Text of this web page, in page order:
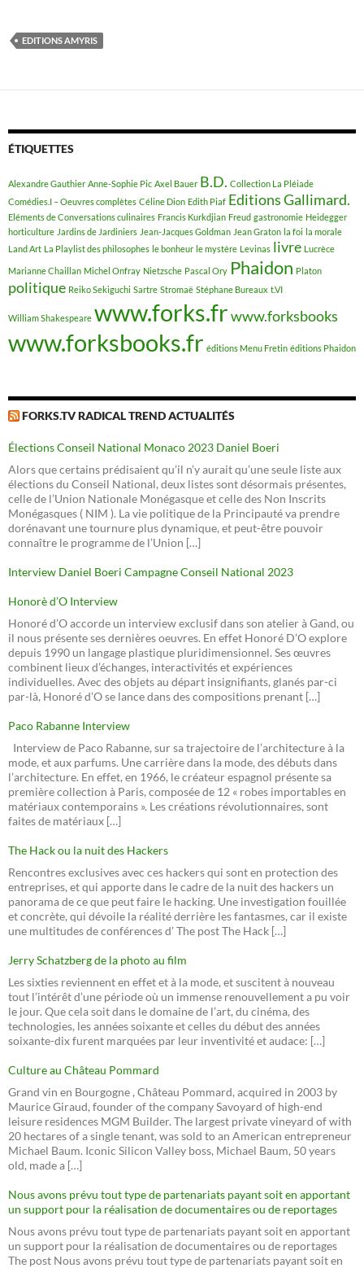
EDITIONS AMYRIS
ÉTIQUETTES
Alexandre Gauthier Anne-Sophie Pic Axel Bauer B.D. Collection La Pléiade
Comédies.I – Oeuvres complètes Céline Dion Edith Piaf Editions Gallimard.
Eléments de Conversations culinaires Francis Kurkdjian Freud gastronomie Heidegger
horticulture Jardins de Jardiniers Jean-Jacques Goldman Jean Graton la foi la morale
Land Art La Playlist des philosophes le bonheur le mystère Levinas livre Lucrèce
Marianne Chaillan Michel Onfray Nietzsche Pascal Ory Phaidon Platon
politique Reiko Sekiguchi Sartre Stromaë Stéphane Bureaux t.VI
William Shakespeare www.forks.frwww.forksbooks
www.forksbooks.fr éditions Menu Fretin éditions Phaidon
FORKS.TV RADICAL TREND ACTUALITÉS
Élections Conseil National Monaco 2023 Daniel Boeri
Alors que certains prédisaient qu’il n’y aurait qu’une seule liste aux
élections du Conseil National, deux listes sont désormais présentes,
celle de l’Union Nationale Monégasque et celle des Non Inscrits
Monégasques ( NIM ). La vie politique de la Principauté va prendre
dorénavant une tournure plus dynamique, et peut-être pouvoir
connaître le programme de l’Union […]
Interview Daniel Boeri Campagne Conseil National 2023
Honorè d’O Interview
Honoré d’O accorde un interview exclusif dans son atelier à Gand, ou
il nous présente ses dernières oeuvres. En effet Honoré D’O explore
depuis 1990 un langage plastique pluridimensionnel. Ses œuvres
combinent lieux d’échanges, interactivités et expériences
individuelles. Avec des objets au départ insignifiants, glanés par-ci
par-là, Honoré d’O se lance dans des compositions prenant […]
Paco Rabanne Interview
Interview de Paco Rabanne, sur sa trajectoire de l’architecture à la
mode, et aux parfums. Une carrière dans la mode, des débuts dans
l’architecture. En effet, en 1966, le créateur espagnol présente sa
première collection à Paris, composée de 12 « robes importables en
matériaux contemporains ». Les créations révolutionnaires, sont
faites de matériaux […]
The Hack ou la nuit des Hackers
Rencontres exclusives avec ces hackers qui sont en protection des
entreprises, et qui apporte dans le cadre de la nuit des hackers un
panorama de ce que peut faire le hacking. Une investigation fouillée
et concrète, qui dévoile la réalité derrière les fantasmes, car il existe
une multitudes de conférences d’ The post The Hack […]
Jerry Schatzberg de la photo au film
Les sixties reviennent en effet et à la mode, et suscitent à nouveau
tout l’intérêt d’une période où un immense renouvellement a pu voir
le jour. Que cela soit dans le domaine de l’art, du cinéma, des
technologies, les années soixante et celles du début des années
soixante-dix furent marquées par leur inventivité et audace: […]
Culture au Château Pommard
Grand vin en Bourgogne , Château Pommard, acquired in 2003 by
Maurice Giraud, founder of the company Savoyard of high-end
leisure residences MGM Builder. The largest private vineyard of with
20 hectares of a single tenant, was sold to an American entrepreneur
Michael Baum. Iconic Silicon Valley boss, Michael Baum, 50 years
old, made a […]
Nous avons prévu tout type de partenariats payant soit en apportant
un support pour la réalisation de documentaires ou de reportages
Nous avons prévu tout type de partenariats payant soit en apportant
un support pour la réalisation de documentaires ou de reportages
The post Nous avons prévu tout type de partenariats payant soit en